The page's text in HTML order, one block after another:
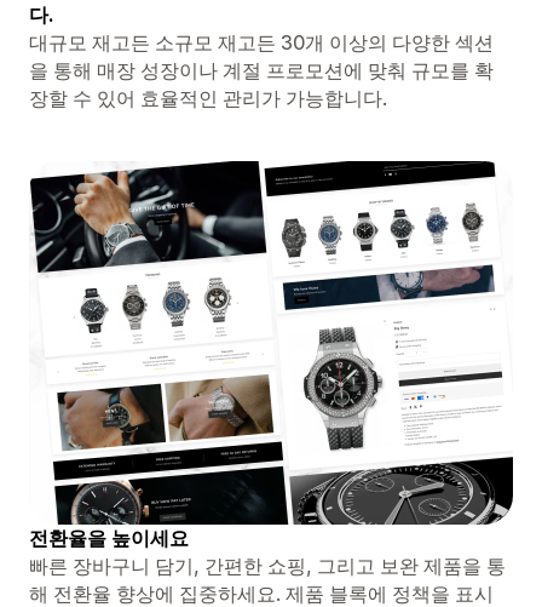
다.
대규모 재고든 소규모 재고든 30개 이상의 다양한 섹션
을 통해 매장 성장이나 계절 프로모션에 맞춰 규모를 확
장할 수 있어 효율적인 관리가 가능합니다.
전환율을 높이세요
빠른 장바구니 담기, 간편한 쇼핑, 그리고 보완 제품을 통
해 전환율 향상에 집중하세요. 제품 블록에 정책을 표시